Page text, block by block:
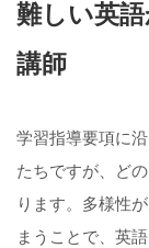
難しい英
講師
学習指導要項に
たちですが、ど
ります。多様性
まうことで、英